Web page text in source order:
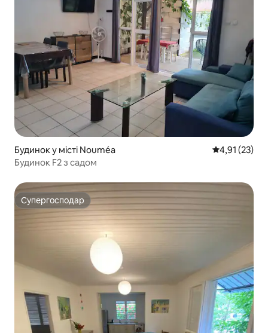
Будинок у місті Nouméa Середня
4,91 (23)
Будинок F2 з садом
Супергосподар
Супергосподар